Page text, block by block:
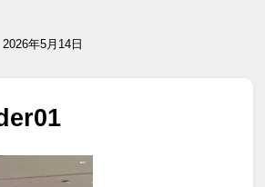
2026年5月14日